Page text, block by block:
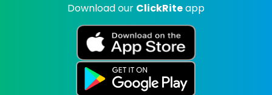
Download our ClickRiteapp